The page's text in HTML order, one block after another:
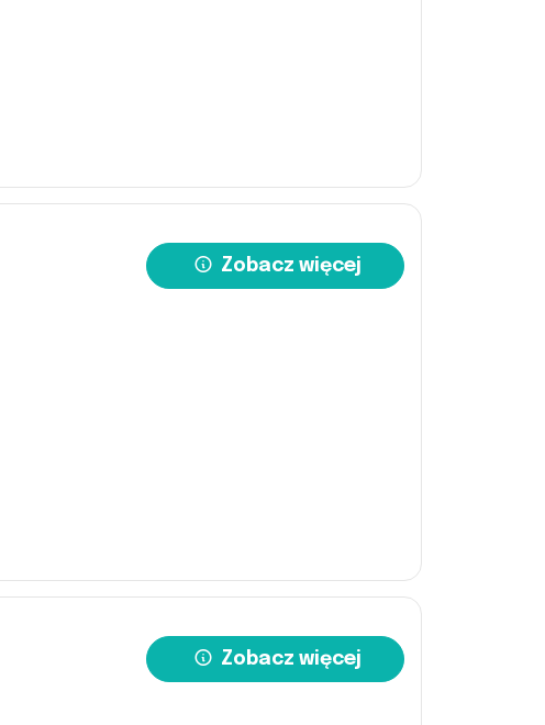
Zobacz więcej
Zobacz więcej